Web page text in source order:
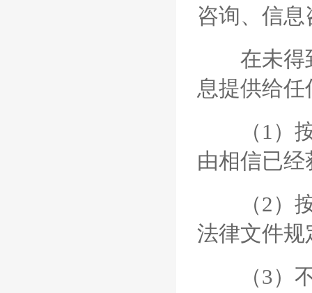
咨询、信息
在未得到
息提供给
（1）按
由相信已
（2）按
法律文件规
（3）不